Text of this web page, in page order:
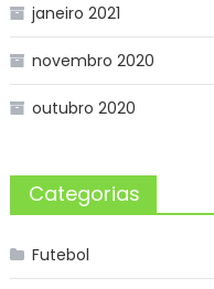
janeiro 2021
novembro 2020
outubro 2020
Categorias
Futebol